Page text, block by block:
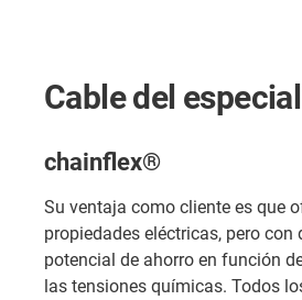
Cable del
chainflex®
Su ventaja como cliente es que
propiedades eléctricas, pero
potencial de ahorro en función
las tensiones químicas. Todos